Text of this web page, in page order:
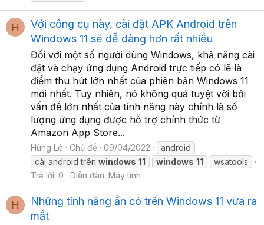
H
Với công cụ này, cài đặt APK Android trên
Windows 11 sẽ dễ dàng hơn rất nhiều
Đối với một số người dùng Windows, khả năng cài
đặt và chạy ứng dụng Android trực tiếp có lẽ là
điểm thu hút lớn nhất của phiên bản Windows 11
mới nhất. Tuy nhiên, nó không quá tuyệt vời bởi
vấn đề lớn nhất của tính năng này chính là số
lượng ứng dụng được hỗ trợ chính thức từ
Amazon App Store...
Hùng Lê Chủ đề 09/04/2022
android
cài android trên windows 11 windows 11
wsatools
Trả lời: 0
Diễn đàn: Máy tính
H
Những tính năng ẩn có trên Windows 11 vừa ra
mắt